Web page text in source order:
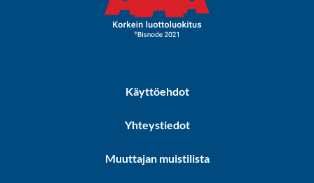
Käyttöehdot
Yhteystiedot
Muuttajan muistilista